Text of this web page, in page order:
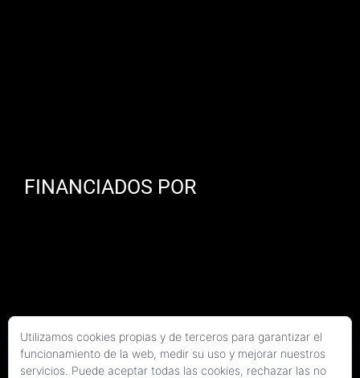
FINANCIADOS POR
Utilizamos cookies propias y de terceros para garantizar el
funcionamiento de la web, medir su uso y mejorar nuestros
servicios. Puede aceptar todas las cookies, rechazar las no